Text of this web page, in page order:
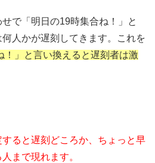
で「明日の19時集合ね！」と
人かが遅刻してきます。これを
！」と言い換えると遅刻者は激
ると遅刻どころか、ちょっと早
まで現れます。